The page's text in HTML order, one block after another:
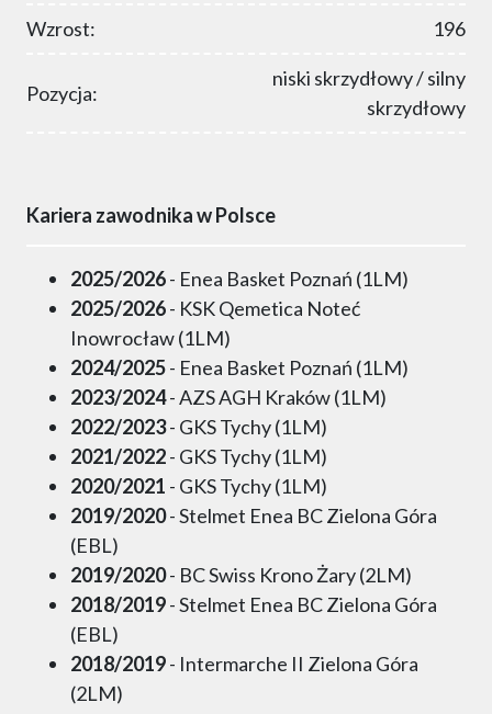
Wzrost: 196
Pozycja:
niski skrzydłowy / silny
skrzydłowy
Kariera zawodnika w Polsce
2025/2026- Enea Basket Poznań (1LM)
2025/2026- KSK Qemetica Noteć
Inowrocław (1LM)
2024/2025- Enea Basket Poznań (1LM)
2023/2024- AZS AGH Kraków (1LM)
2022/2023- GKS Tychy (1LM)
2021/2022- GKS Tychy (1LM)
2020/2021 - GKS Tychy (1LM)
2019/2020- Stelmet Enea BC Zielona Góra
(EBL)
2019/2020- BC Swiss Krono Żary (2LM)
2018/2019- Stelmet Enea BC Zielona Góra
(EBL)
2018/2019- Intermarche II Zielona Góra
(2LM)